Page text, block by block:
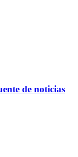
de noticias